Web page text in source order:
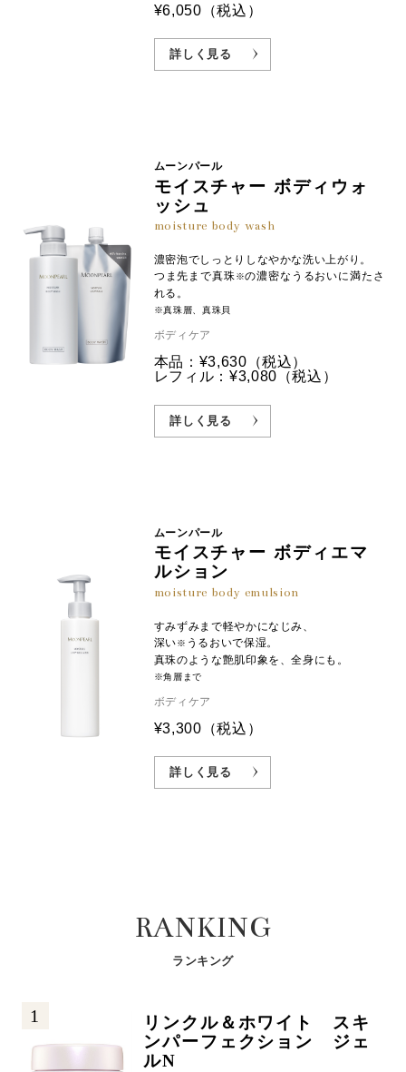
¥6,050 （税込）
詳しく見る
ムーンパール
モイスチャー ボディウォ
ッシュ
moisture body wash
濃密泡でしっとりしなやかな洗い上がり。
つま先まで真珠 ※の濃密なうるおいに満たさ
れる。
※真珠層、真珠貝
ボディケア
本品：¥3,630 （税込）
レフィル：¥3,080 （税込）
詳しく見る
ムーンパール
モイスチャー ボディエマ
ルション
moisture body emulsion
すみずみまで軽やかになじみ、
深い※ うるおいで保湿。
真珠のような艶肌印象を、全身にも。
※角層まで
ボディケア
¥3,300 （税込）
詳しく見る
RANKING
ランキング
1
リンクル＆ホワイト スキ
ンパーフェクション ジェ
ルN